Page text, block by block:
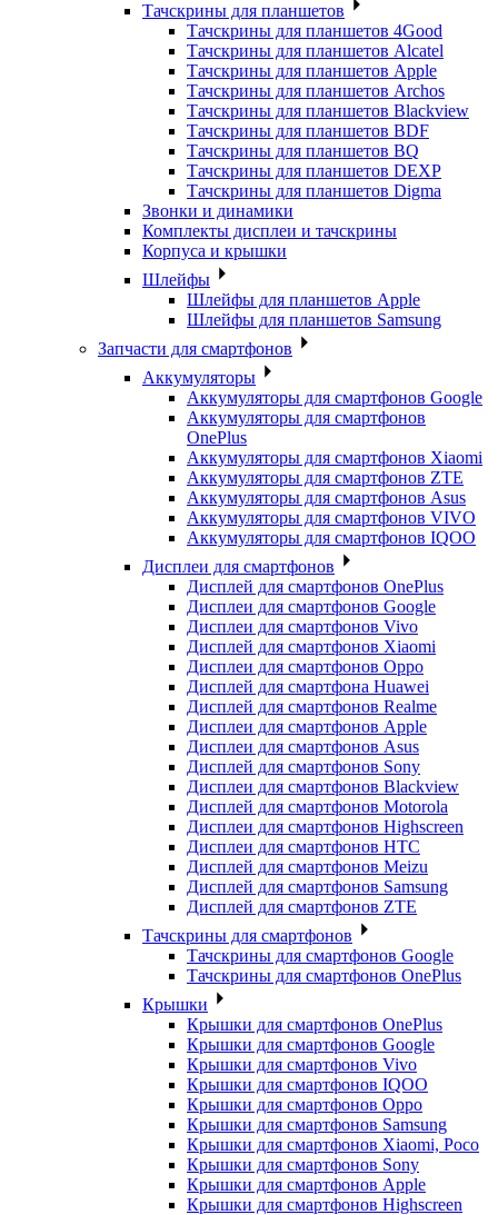
Тачскрины для планшетов
Тачскрины для планшетов 4Good
Тачскрины для планшетов Alcatel
Тачскрины для планшетов Apple
Тачскрины для планшетов Archos
Тачскрины для планшетов Blackview
Тачскрины для планшетов BDF
Тачскрины для планшетов BQ
Тачскрины для планшетов DEXP
Тачскрины для планшетов Digma
Звонки и динамики
Комплекты дисплеи и тачскрины
Корпуса и крышки
Шлейфы
Шлейфы для планшетов Apple
Шлейфы для планшетов Samsung
Запчасти для смартфонов
Аккумуляторы
Аккумуляторы для смартфонов Google
Аккумуляторы для смартфонов
OnePlus
Аккумуляторы для смартфонов Xiaomi
Аккумуляторы для смартфонов ZTE
Аккумуляторы для cмартфонов Asus
Аккумуляторы для смартфонов VIVO
Аккумуляторы для смартфонов IQOO
Дисплеи для смартфонов
Дисплей для смартфонов OnePlus
Дисплеи для смартфонов Google
Дисплеи для смартфонов Vivo
Дисплей для смартфонов Xiaomi
Дисплеи для смартфонов Oppo
Дисплей для смартфона Huawei
Дисплей для смартфонов Realme
Дисплеи для смартфонов Apple
Дисплеи для смартфонов Asus
Дисплей для смартфонов Sony
Дисплеи для смартфонов Blackview
Дисплей для смартфонов Motorola
Дисплеи для смартфонов Highscreen
Дисплеи для смартфонов HTC
Дисплей для смартфонов Meizu
Дисплей для смартфонов Samsung
Дисплей для смартфонов ZTE
Тачскрины для смартфонов
Тачскрины для смартфонов Google
Тачскрины для смартфонов OnePlus
Крышки
Крышки для смартфонов OnePlus
Крышки для смартфонов Google
Крышки для смартфонов Vivo
Крышки для смартфонов IQOO
Крышки для смартфонов Oppo
Крышки для смартфонов Samsung
Крышки для смартфонов Xiaomi, Poco
Крышки для смартфонов Sony
Крышки для смартфонов Apple
Крышки для смартфонов Highscreen